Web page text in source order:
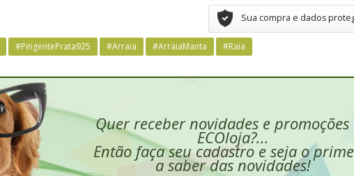
Sua compra e dados
#PingentePrata925 #Arraia #ArraiaManta #Raia
Quer receber novidades e promoções
ECOloja?...
Então faça seu cadastro e seja o
a saber das novidades!